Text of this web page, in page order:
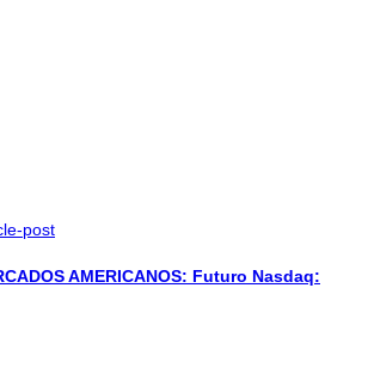
post
AMERICANOS: Futuro Nasdaq: